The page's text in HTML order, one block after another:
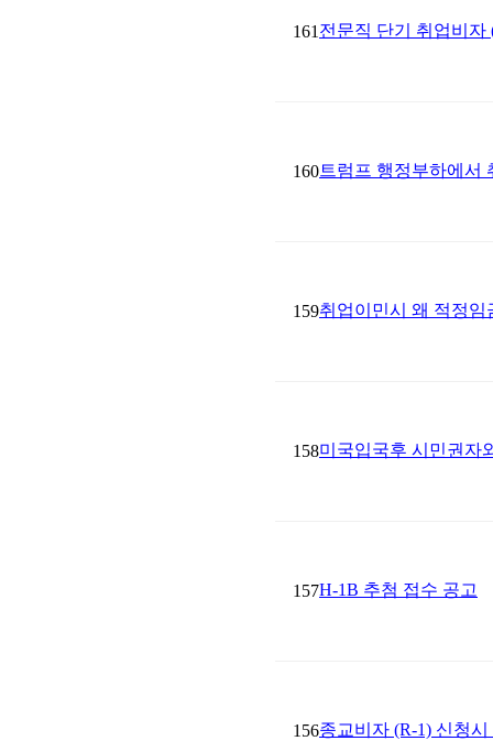
161 전문직 단기 취업비자
160트럼프 행정부하에서
159취업이민시 왜 적정임
158미국입국후 시민권자
157H-1B 추첨 접수 공고
156종교비자 (R-1) 신청